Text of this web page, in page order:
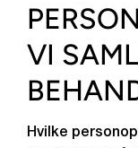
VI
Hvilke